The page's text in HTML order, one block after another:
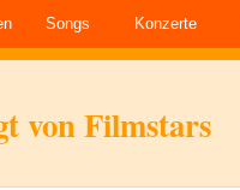
Songs Konzerte
von Filmstars